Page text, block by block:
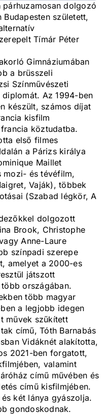
dolgozó
Budapesten született,
Tímár Péter
Gimnáziumában
a brüsszeli
Színművészeti
Az 1994-ben
készült, számos díjat
kisfilm
köztudatba.
első filmes
a Párizs királya
Maillet
mozi- és tévéfilm,
Vaják), többek
(Szabad légkör, A
dolgozott
Brook, Christophe
Anne-Laure
színpadi szerepe
amelyet a 2000-es
játszott
országában.
több magyar
a legjobb idegen
művek szűkített
című, Tóth Barnabás
Vidáknét alakította,
2021-ben forgatott,
valamint
című művében és
című kisfilmjében.
két lánya gyászolja.
gondoskodnak.